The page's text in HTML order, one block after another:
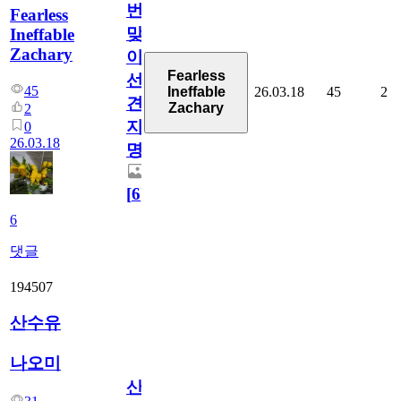
Fearless
Ineffable
Zachary
45
2
0
26.03.18
6
댓글
번
맞
이
선
견
지
명
[6]
Fearless
Ineffable
Zachary
26.03.18 45 2
194507
산수유
나오미
산